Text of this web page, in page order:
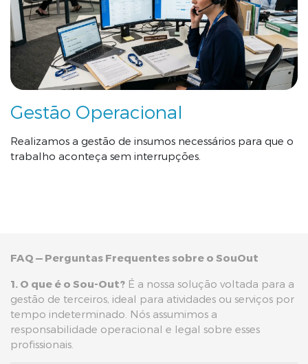
Gestão Operacional
Realizamos a gestão de insumos necessários para que o
trabalho aconteça sem interrupções.
FAQ — Perguntas Frequentes sobre o SouOut
1. O que é o Sou-Out? É a nossa solução voltada para a
gestão de terceiros, ideal para atividades ou serviços por
tempo indeterminado. Nós assumimos a
responsabilidade operacional e legal sobre esses
profissionais.